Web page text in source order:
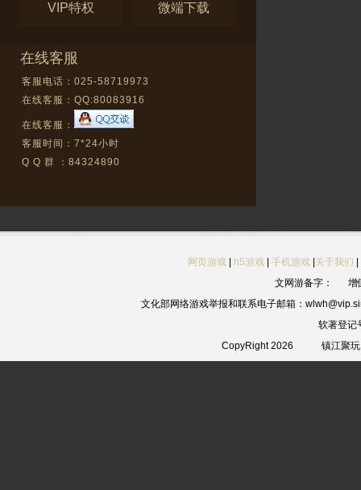
VIP特权 微端下载
在线客服
客服电话：025-58719973
在线客服： QQ:80083916
在线客服：
客服时间：7*24小时
Q Q 群 ：84324890
网页游戏| h5游戏| 手机游戏| 关于我们
文网游备字：
增
文化部网络游戏举报和联系电子邮箱：
软著登记
CopyRight 2026
镇江聚